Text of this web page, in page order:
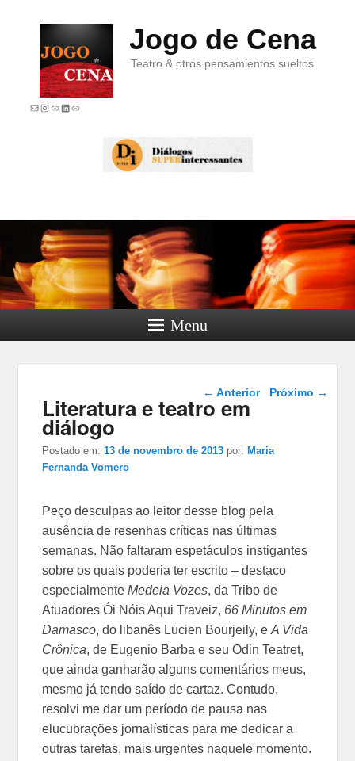
Jogo de Cena
Teatro & otros pensamientos sueltos
E-mailInstagram
LinkLinkedIn
Link
Menu
Navegação das
← Anterior Próximo →
Literatura e teatro em
diálogo
Postado em:13 de novembro de 2013 por: Maria
Fernanda Vomero
Peço desculpas ao leitor desse blog pela
ausência de resenhas críticas nas últimas
semanas. Não faltaram espetáculos instigantes
sobre os quais poderia ter escrito – destaco
especialmenteMedeia Vozes, da Tribo de
Atuadores Ói Nóis Aqui Traveiz, 66 Minutos em
Damasco, do libanês Lucien Bourjeily, eA Vida
Crônica, de Eugenio Barba e seu Odin Teatret,
que ainda ganharão alguns comentários meus,
mesmo já tendo saído de cartaz. Contudo,
resolvi me dar um período de pausa nas
elucubrações jornalísticas para me dedicar a
outras tarefas, mais urgentes naquele momento.